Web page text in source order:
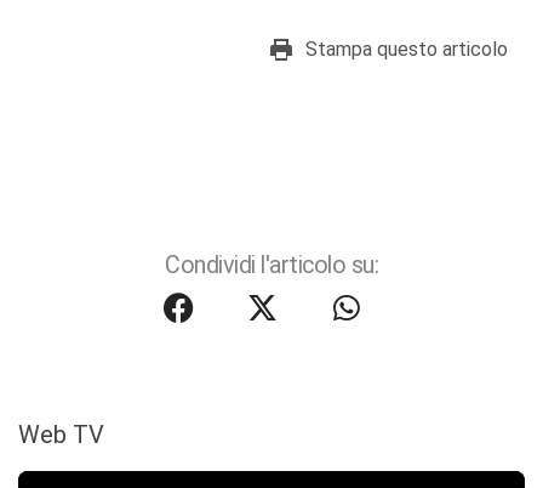
Stampa questo articolo
Condividi l'articolo su:
Web TV